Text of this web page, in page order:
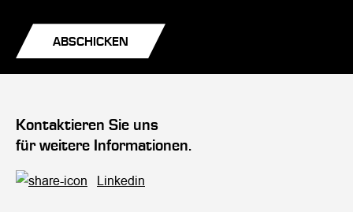
Kontaktieren Sie uns
für weitere Informationen.
Linkedin